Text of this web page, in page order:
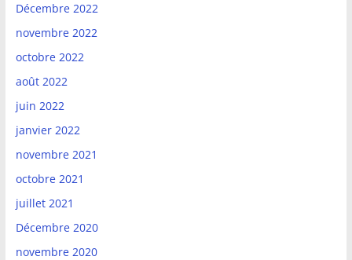
Décembre 2022
novembre 2022
octobre 2022
août 2022
juin 2022
janvier 2022
novembre 2021
octobre 2021
juillet 2021
Décembre 2020
novembre 2020